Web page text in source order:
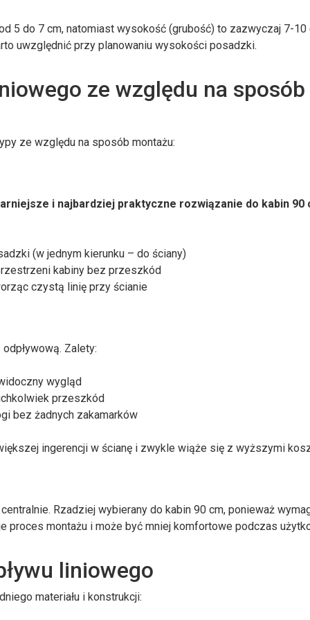
5 do 7 cm, natomiast wysokość (grubość) to zazwyczaj 7-10
uwzględnić przy planowaniu wysokości posadzki.
ze względu na sposób
ze względu na sposób montażu:
i najbardziej praktyczne rozwiązanie do kabin 90
(w jednym kierunku – do ściany)
kabiny bez przeszkód
czystą linię przy ścianie
Zalety:
wygląd
przeszkód
bez żadnych zakamarków
ingerencji w ścianę i zwykle wiąże się z wyższymi
Rzadziej wybierany do kabin 90 cm, ponieważ
proces montażu i może być mniej komfortowe podczas
liniowego
materiału i konstrukcji: